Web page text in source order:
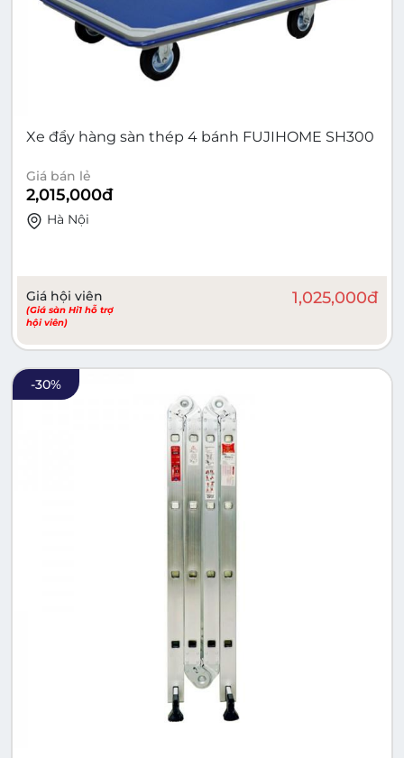
Xe đẩy hàng sàn thép 4 bánh FUJIHOME SH300
Giá bán lẻ
2,015,000đ
Hà Nội
Giá hội viên
(Giá sàn Hi1 hỗ trợ
hội viên)
1,025,000đ
-30%